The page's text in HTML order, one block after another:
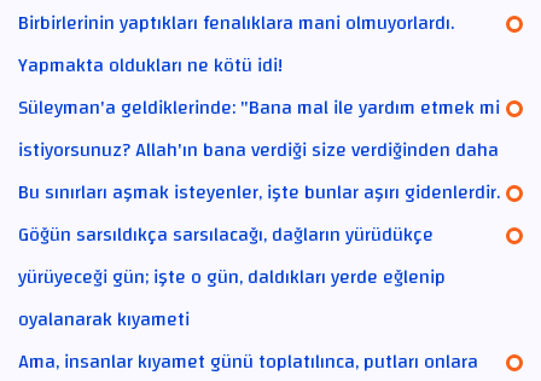
Birbirlerinin yaptıkları fenalıklara mani olmuyorlardı.
Yapmakta oldukları ne kötü idi!
Süleyman'a geldiklerinde: "Bana mal ile yardım etmek mi
istiyorsunuz? Allah'ın bana verdiği size verdiğinden daha
Bu sınırları aşmak isteyenler, işte bunlar aşırı gidenlerdir.
Göğün sarsıldıkça sarsılacağı, dağların yürüdükçe
yürüyeceği gün; işte o gün, daldıkları yerde eğlenip
oyalanarak kıyameti
Ama, insanlar kıyamet günü toplatılınca, putları onlara